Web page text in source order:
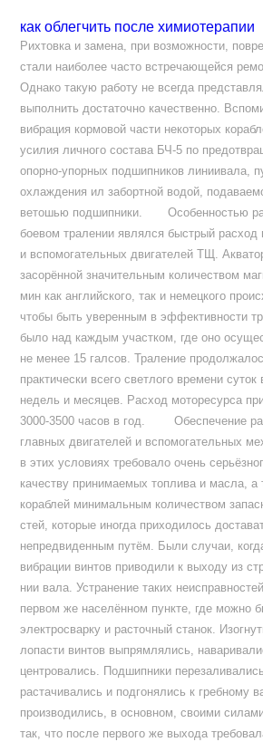
как облегчить после химиотерапии
Рихтовка и замена, при возможности,
стали наиболее часто встречаю­щейся
Одна­ко такую работу не всегда
выполнить достаточно качественно.
вибрация кормовой части некоторых
усилия личного состава БЧ-5 по
опор­но-упорных подшипников линиивала,
охлаж­дения ил забортной водой,
ветошью под­шипники. Особенностью
боевом тралении являлся быст­рый расход
и вспомогательных двигателей ТЩ.
засо­рённой значительным количеством
мин как английского, так и немецкого
чтобы быть уверенным в эффективности
было над каждым участком, где оно
не менее 15 гал­сов. Траление
практически всего светло­го времени суток
недель и месяцев. Расход моторесур­са
3000-3500 часов в год. Обеспечение
главных двигателей и вспомогатель­ных
в этих условиях требовало очень
качеству принимае­мых топлива и масла, а
кораблей минимальным ко­личеством
стей, которые иногда приходилось
непредвиденным путём. Были случаи,
вибрации винтов приводили к выходу из
нии вала. Устранение таких
первом же населённом пункте, где можно
электросварку и расточ­ный станок.
лопасти винтов выпрямлялись,
центро­вались. Подшипники
растачивались и под­гонялись к гребному
производились, в основном, свои­ми
так, что после первого же выхода